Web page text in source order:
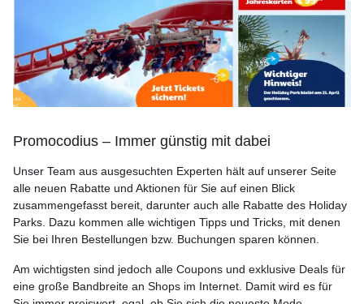
Promocodius – Immer günstig mit dabei
Unser Team aus ausgesuchten Experten hält auf unserer Seite
alle neuen Rabatte und Aktionen für Sie auf einen Blick
zusammengefasst bereit, darunter auch alle Rabatte des Holiday
Parks. Dazu kommen alle wichtigen Tipps und Tricks, mit denen
Sie bei Ihren Bestellungen bzw. Buchungen sparen können.
Am wichtigsten sind jedoch alle Coupons und exklusive Deals für
eine große Bandbreite an Shops im Internet. Damit wird es für